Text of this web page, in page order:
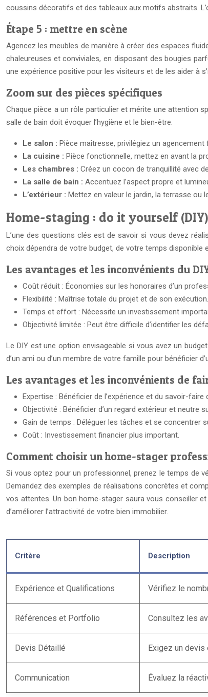
coussins décoratifs et des tableaux aux motifs abstraits.
Étape 5 : mettre en scène
Agencez les meubles de manière à créer des espaces
chaleureuses et conviviales, en disposant des bougies
une expérience positive pour les visiteurs et de les aider à
Zoom sur des pièces spécifiques
Chaque pièce a un rôle particulier et mérite une attention
salle de bain doit évoquer l’hygiène et le bien-être.
Le salon : Pièce maîtresse, privilégiez un
La cuisine : Pièce fonctionnelle, mettez en avant la
Les chambres : Créez un cocon de tranquillité avec
La salle de bain : Accentuez l’aspect propre et
L’extérieur : Mettez en valeur le jardin, la terrasse ou
Home-staging : do it yourself
L’une des questions clés est de savoir si vous devez
choix dépendra de votre budget, de votre temps
Les avantages et les inconvénients du
Coût réduit : Économies sur les honoraires d’un
Flexibilité : Maîtrise totale du projet et de son exécution.
Temps et effort : Nécessite un investissement
Objectivité limitée : Peut être difficile d’identifier les
Le DIY est une option envisageable si vous avez un
d’un ami ou d’un membre de votre famille pour bénéficier
Les avantages et les inconvénients de
Expertise : Bénéficier de l’expérience et du savoir-faire
Objectivité : Bénéficier d’un regard extérieur et neutre
Gain de temps : Déléguer les tâches et se concentrer
Coût : Investissement financier plus important.
Comment choisir un home-stager
Si vous optez pour un professionnel, prenez le temps de
Demandez des exemples de réalisations concrètes et
vos attentes. Un bon home-stager saura vous conseiller
d’améliorer l’attractivité de votre bien immobilier.
Critère Description
Expérience et Qualifications Vérifiez le
Références et Portfolio Consultez les
Devis Détaillé Exigez un
Communication Évaluez la